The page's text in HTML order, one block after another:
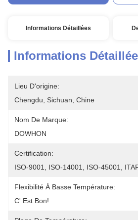
Informations Détaillées
Informations
Lieu D'origine:
Chengdu, Sichuan, Chine
Nom De Marque:
DOWHON
Certification:
ISO-9001, ISO-14001, ISO-45001,
Flexibilité À Basse Température:
C' Est Bon!